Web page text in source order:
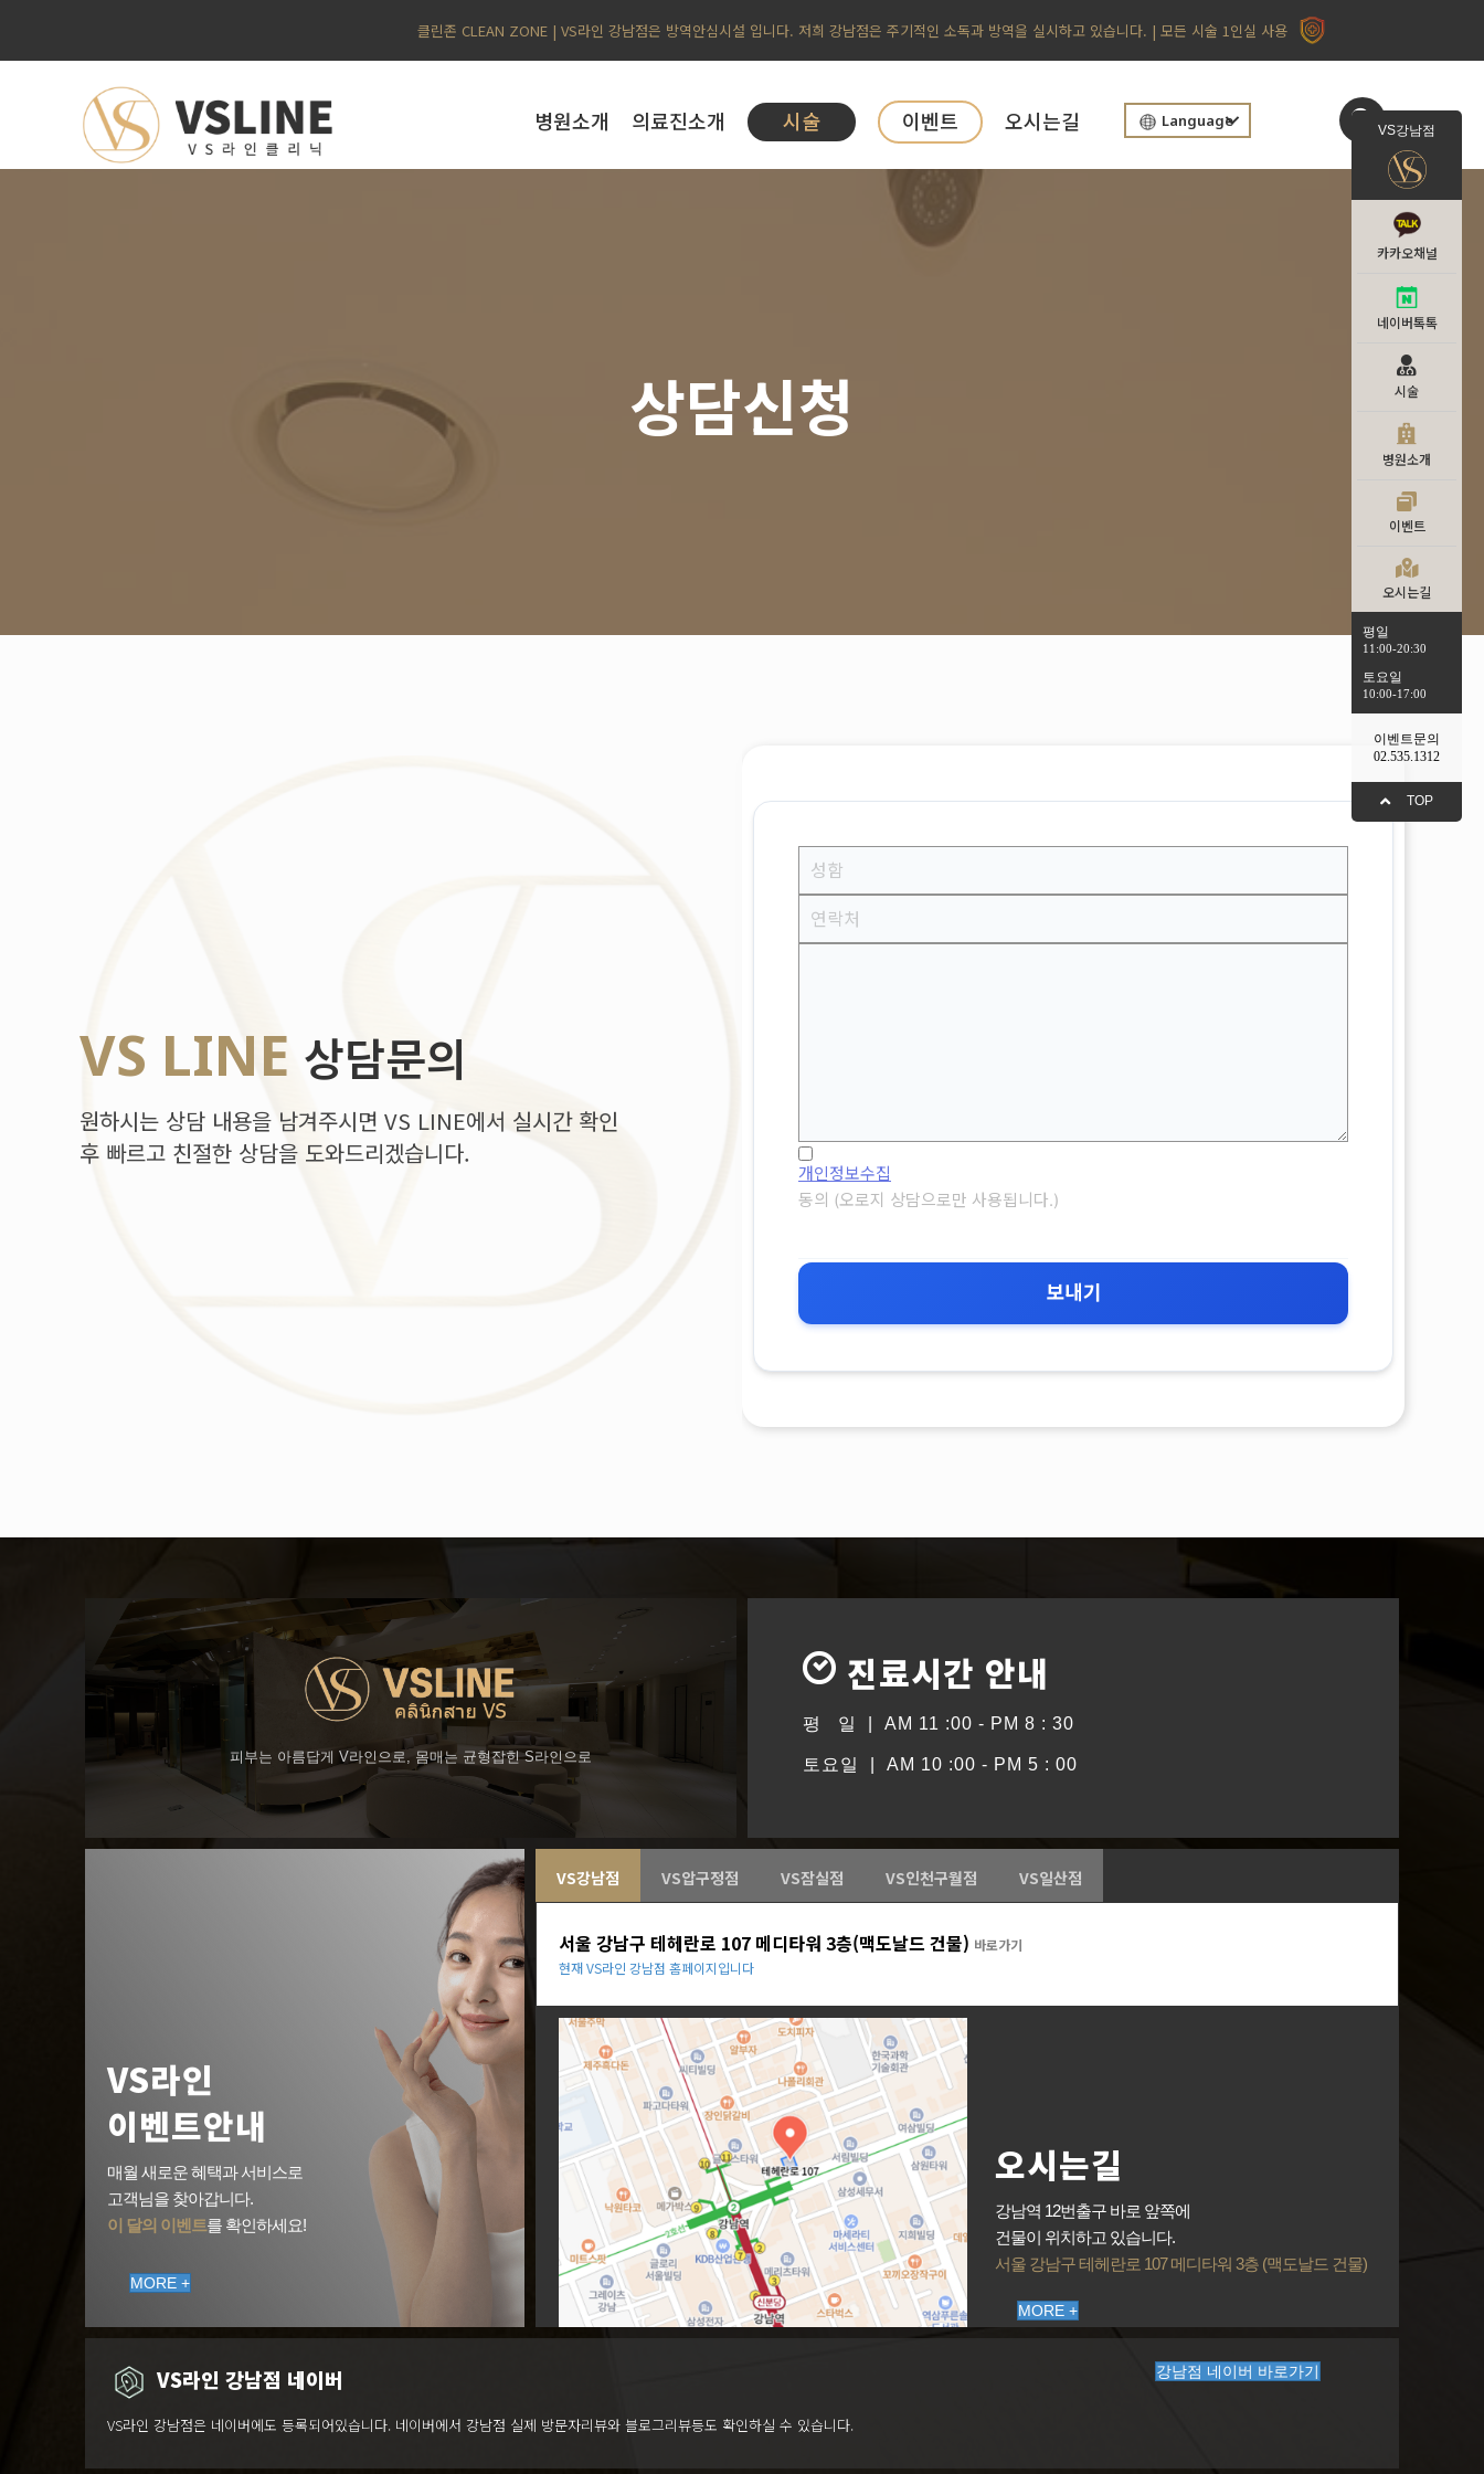
클린존 CLEAN ZONE | VS라인 강남점은 방역안심시설 입니다. 저희 강남점은 주기적인 소독과 방역을 실시하고 있습니다. | 모든 시술 1인실 사용
병원소개 의료진소개 시술 이벤트 오시는길 Language
상담신청
VS LINE 상담문의
원하시는 상담 내용을 남겨주시면 VS LINE에서 실시간 확인
후 빠르고 친절한 상담을 도와드리겠습니다.
개인정보수집
동의 (오로지 상담으로만 사용됩니다.)
보내기
VS강남점
카카오채널
네이버톡톡
시술
병원소개
이벤트
오시는길
평일
11:00-20:30
토요일
10:00-17:00
이벤트문의
02.535.1312
TOP
피부는 아름답게 V라인으로, 몸매는 균형잡힌 S라인으로
진료시간 안내
평 일 | AM 11 :00 - PM 8 : 30
토요일 | AM 10 :00 - PM 5 : 00
VS라인
이벤트안내
매월 새로운 혜택과 서비스로
고객님을 찾아갑니다.
이 달의 이벤트를 확인하세요!
MORE +
VS강남점 VS압구정점 VS잠실점 VS인천구월점 VS일산점
서울 강남구 테헤란로 107 메디타워 3층(맥도날드 건물) 바로가기
현재 VS라인 강남점 홈페이지입니다
오시는길
강남역 12번출구 바로 앞쪽에
건물이 위치하고 있습니다.
서울 강남구 테헤란로 107 메디타워 3층 (맥도날드 건물)
MORE +
VS라인 강남점 네이버
VS라인 강남점은 네이버에도 등록되어있습니다. 네이버에서 강남점 실제 방문자리뷰와 블로그리뷰등도 확인하실 수 있습니다.
강남점 네이버 바로가기